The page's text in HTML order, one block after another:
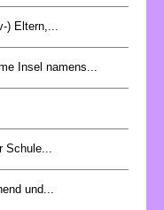
) Eltern,...
Insel namens...
Schule...
und...